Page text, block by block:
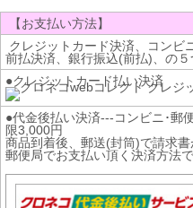
【お支払い方法】
クレジットカード決済、コンビ
前払決済、銀行振込(前払)、の５
●クレジットカード払い決済
●代金後払い決済---コンビニ･郵
限3,000円
商品到着後、郵送(封筒)で請求
郵便局でお支払い頂く決済方法で